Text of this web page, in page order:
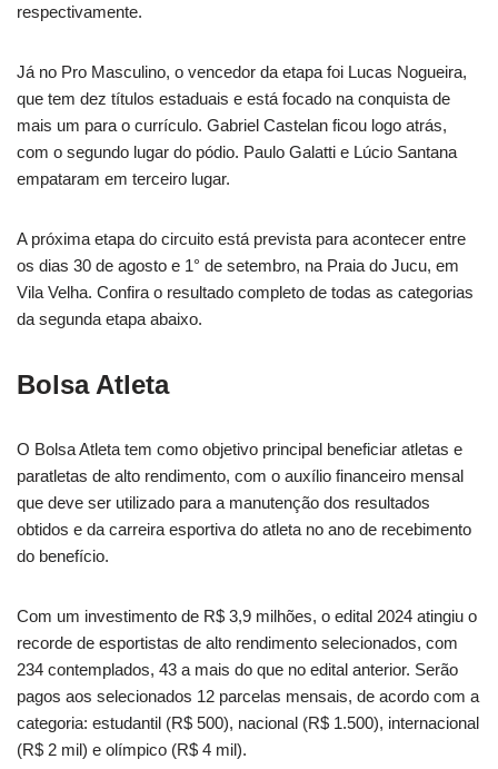
respectivamente.
Já no Pro Masculino, o vencedor da etapa foi Lucas Nogueira,
que tem dez títulos estaduais e está focado na conquista de
mais um para o currículo. Gabriel Castelan ficou logo atrás,
com o segundo lugar do pódio. Paulo Galatti e Lúcio Santana
empataram em terceiro lugar.
A próxima etapa do circuito está prevista para acontecer entre
os dias 30 de agosto e 1° de setembro, na Praia do Jucu, em
Vila Velha. Confira o resultado completo de todas as categorias
da segunda etapa abaixo.
Bolsa Atleta
O Bolsa Atleta tem como objetivo principal beneficiar atletas e
paratletas de alto rendimento, com o auxílio financeiro mensal
que deve ser utilizado para a manutenção dos resultados
obtidos e da carreira esportiva do atleta no ano de recebimento
do benefício.
Com um investimento de R$ 3,9 milhões, o edital 2024 atingiu o
recorde de esportistas de alto rendimento selecionados, com
234 contemplados, 43 a mais do que no edital anterior. Serão
pagos aos selecionados 12 parcelas mensais, de acordo com a
categoria: estudantil (R$ 500), nacional (R$ 1.500), internacional
(R$ 2 mil) e olímpico (R$ 4 mil).